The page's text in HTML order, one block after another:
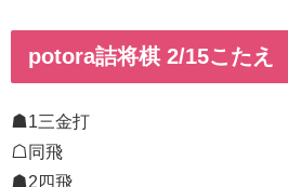
potora詰将棋 2/15こたえ
☗1三金打
☖同飛
☗2四飛